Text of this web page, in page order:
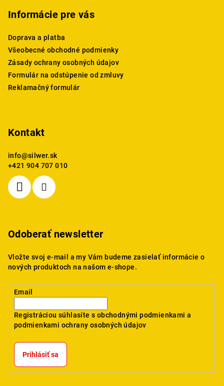
Informácie pre vás
Doprava a platba
Všeobecné obchodné podmienky
Zásady ochrany osobných údajov
Formulár na odstúpenie od zmluvy
Reklamačný formulár
Kontakt
info@silwer.sk
+421 904 707 010
Odoberať newsletter
Vložte svoj e-mail a my Vám budeme zasielať informácie o
nových produktoch na našom e-shope.
Email
Registráciou súhlasíte s obchodnými podmienkami a
podmienkami ochrany osobných údajov
Prihlásiť sa